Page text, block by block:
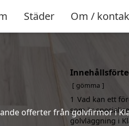
Städer Om /
offerter från golvfirmor i
gömma
1 Vad kan ett
som är
golvläggning i